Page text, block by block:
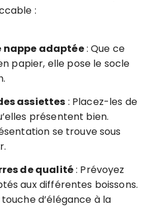
:
nappe adaptée: Que ce
papier, elle pose le socle
assiettes : Placez-les de
présentent bien.
se trouve sous
de qualité: Prévoyez
aux différentes boissons.
d’élégance à la